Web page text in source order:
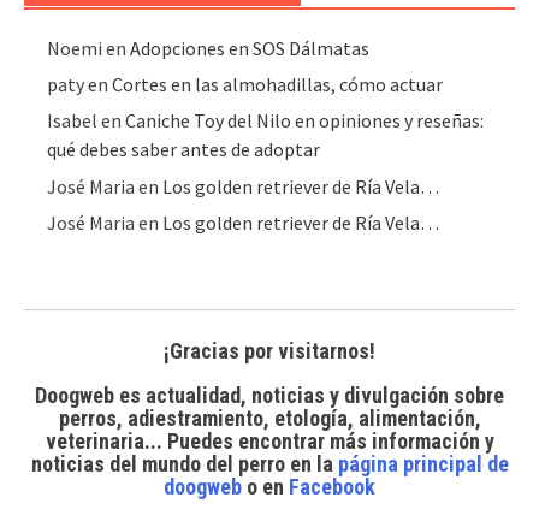
Noemi enAdopciones en SOS Dálmatas
patyenCortes en las almohadillas, cómo actuar
Isabel enCaniche Toy del Nilo en opiniones y reseñas:
qué debes saber antes de adoptar
José Maria en Los golden retriever de Ría Vela…
José Maria en Los golden retriever de Ría Vela…
¡Gracias por visitarnos!
Doogweb es actualidad, noticias y divulgación sobre
perros, adiestramiento, etología, alimentación,
veterinaria... Puedes encontrar más información y
noticias del mundo del perroen la página principal de
doogweb o en Facebook